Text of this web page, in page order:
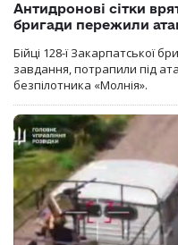
Антидронові сітки
бригади пережили
Бійці 128-ї Закарпатської
завдання, потрапили під
безпілотника «Молнія».